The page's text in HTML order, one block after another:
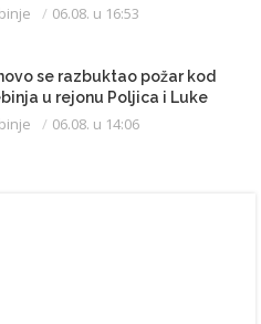
06.08. u 16:53
se razbuktao požar kod
u rejonu Poljica i Luke
06.08. u 14:06